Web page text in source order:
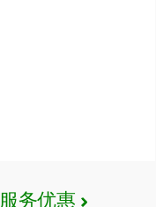
务优惠